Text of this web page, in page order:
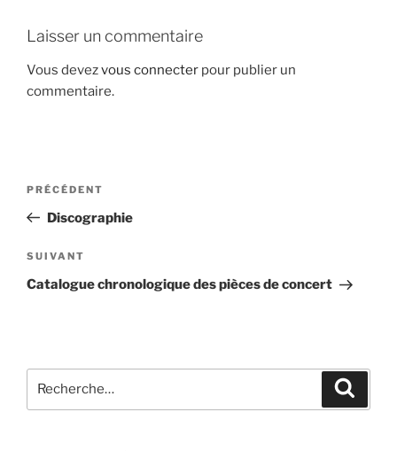
Laisser un commentaire
Vous devezvous connecter pour publier un
commentaire.
Navigation
l’article
Article
précédent
PRÉCÉDENT
Discographie
Article
suivant
SUIVANT
Catalogue chronologique des pièces de concert
pour